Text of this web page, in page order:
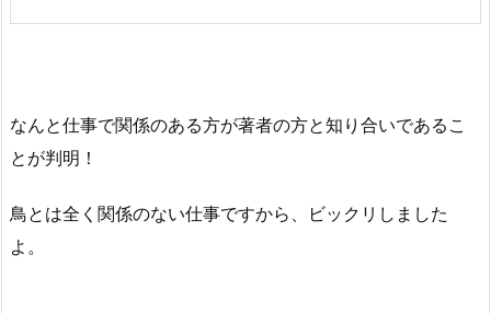
なんと仕事で関係のある方が著者の方と知り合いであるこ
とが判明！
鳥とは全く関係のない仕事ですから、ビックリしました
よ。